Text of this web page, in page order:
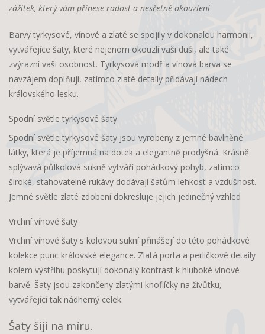
zážitek, který vám přinese radost a nesčetné okouzlení
Barvy tyrkysové, vínové a zlaté se spojily v dokonalou harmonii,
vytvářejíce šaty, které nejenom okouzlí vaši duši, ale také
zvýrazní vaši osobnost. Tyrkysová modř a vínová barva se
navzájem doplňují, zatímco zlaté detaily přidávají nádech
královského lesku.
Spodní světle tyrkysové šaty
Spodní světle tyrkysové šaty jsou vyrobeny z jemné bavlněné
látky, která je příjemná na dotek a elegantně prodyšná. Krásně
splývavá půlkolová sukně vytváří pohádkový pohyb, zatímco
široké, stahovatelné rukávy dodávají šatům lehkost a vzdušnost.
Jemné světle zlaté zdobení dokresluje jejich jedinečný vzhled
Vrchní vínové šaty
Vrchní vínové šaty s kolovou sukní přinášejí do této pohádkové
kolekce punc královské elegance. Zlatá porta a perličkové detaily
kolem výstřihu poskytují dokonalý kontrast k hluboké vínové
barvě. Šaty jsou zakončeny zlatými knoflíčky na živůtku,
vytvářející tak nádherný celek.
Šaty šiji na míru.